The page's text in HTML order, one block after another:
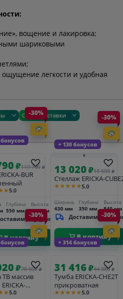
вощение и лакировка;
шариковыми
легкости и удобная
Сроки доставки
бонусов
-30%
₽119 700 ₽
BUR
5.0
Глубина
550 мм
Высота
780 мм
В корзину
+ 130 бонусов
-30%
13 020₽18 600 ₽
Стеллаж ERICKA-
★★★★★5.0
Ширина
430 мм
Глубина
350 мм
Высота
840 мм
В корзину
бонусов
-30%
₽78 600 ₽
ТВ массив
5.0
+ 314 бонусов
-30%
31 416₽44 880 ₽
Тумба ERICKA-CHE2T
прикроватная
★★★★★5.0